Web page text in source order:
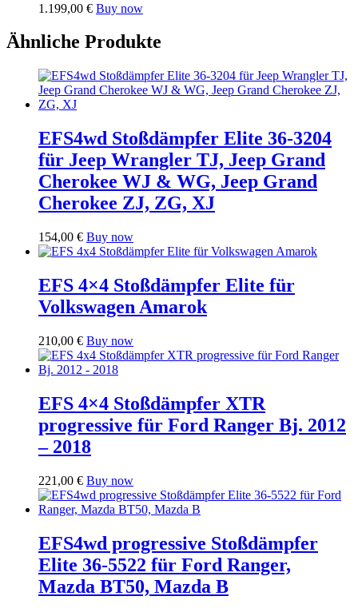
1.199,00 € Buy now
Ähnliche Produkte
EFS4wd Stoßdämpfer Elite 36-3204
für Jeep Wrangler TJ, Jeep Grand
Cherokee WJ & WG, Jeep Grand
Cherokee ZJ, ZG, XJ
154,00 € Buy now
EFS 4×4 Stoßdämpfer Elite für
Volkswagen Amarok
210,00 € Buy now
EFS 4×4 Stoßdämpfer XTR
progressive für Ford Ranger Bj. 2012
– 2018
221,00 € Buy now
EFS4wd progressive Stoßdämpfer
Elite 36-5522 für Ford Ranger,
Mazda BT50, Mazda B